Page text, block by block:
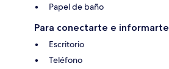
Papel de baño
Para conectarte e informarte
Escritorio
Teléfono